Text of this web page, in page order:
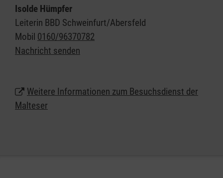
Lebenssituation der älteren Menschen ein. Hier ist
Raum für die persönlichen Bedürfnisse, für die
Lebensgeschichte und das aktuelle Befinden. Kleine
Handreichungen im Alltag, ein Spaziergang ins
Isolde Hümpfer
Leiterin BBD Schweinfurt/Abersfeld
Mobil 0160/96370782
Nachricht senden
Weitere Informationen zum Besuchsdienst der
Malteser